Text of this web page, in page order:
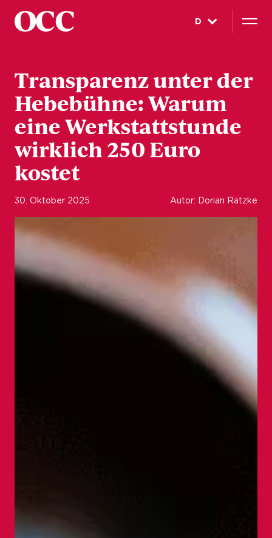
D
Transparenz unter der
Hebebühne: Warum
eine Werkstattstunde
wirklich 250 Euro
kostet
30. Oktober 2025 Autor: Dorian Rätzke